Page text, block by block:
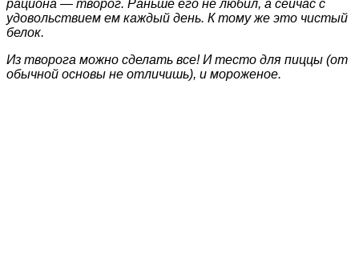
рациона — творог. Раньше его не любил, а сейчас с
удовольствием ем каждый день. К тому же это чистый
белок.
Из творога можно сделать все! И тесто для пиццы (от
обычной основы не отличишь), и мороженое.